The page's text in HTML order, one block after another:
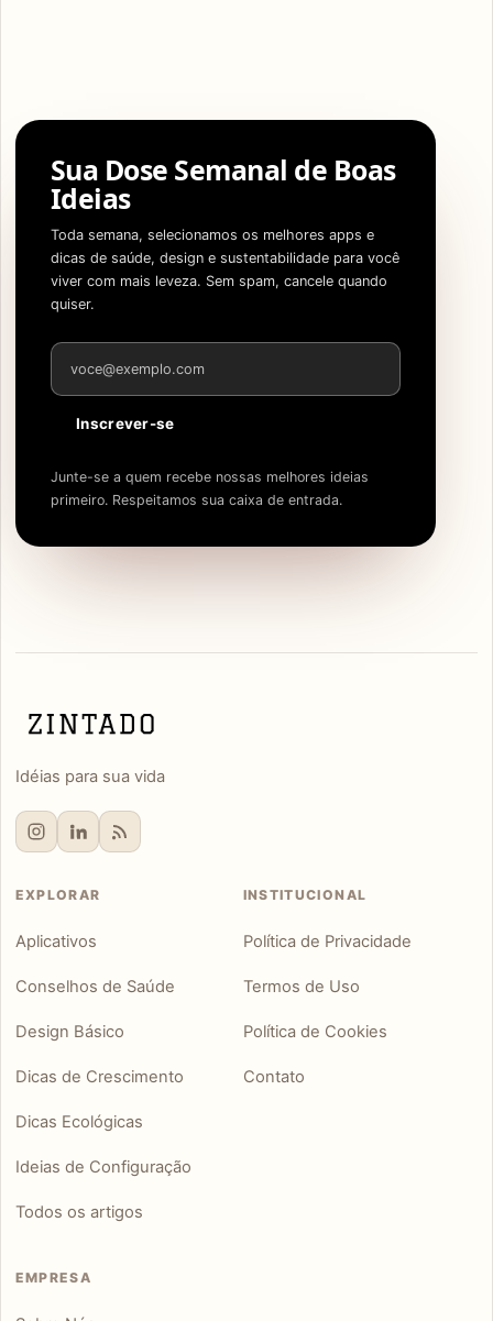
Sua Dose Semanal de Boas
Ideias
Toda semana, selecionamos os melhores apps e
dicas de saúde, design e sustentabilidade para você
viver com mais leveza. Sem spam, cancele quando
quiser.
Endereço de e-mail
Inscrever-se
Junte-se a quem recebe nossas melhores ideias
primeiro. Respeitamos sua caixa de entrada.
Idéias para sua vida
EXPLORAR
Aplicativos
Conselhos de Saúde
Design Básico
Dicas de Crescimento
Dicas Ecológicas
Ideias de Configuração
Todos os artigos
INSTITUCIONAL
Política de Privacidade
Termos de Uso
Política de Cookies
Contato
EMPRESA